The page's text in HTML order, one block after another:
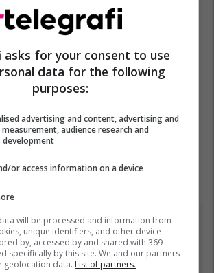
Rama: Shtëpia në "Rrugën
asks for your consent to use
data for the following
purposes:
advertising and content, advertising and
audience research and
development
or access information on a device
will be processed and information from
unique identifiers, and other device
by, accessed by and shared with 369
specifically by this site. We and our partners
geolocation data. List of partners.